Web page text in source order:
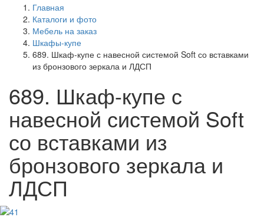
Главная
Каталоги и фото
Мебель на заказ
Шкафы-купе
689. Шкаф-купе с навесной системой Soft со вставками
из бронзового зеркала и ЛДСП
689. Шкаф-купе с
навесной системой Soft
со вставками из
бронзового зеркала и
ЛДСП